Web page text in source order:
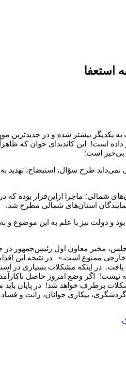
استعفا
یکدیگر بیشتر شده و در
است! این کاندیدای جوان که
بی‌خبر است؛
طرح سؤال، استیضاح، تهدید
شمالی؛ ماجرا ازاین‌قرار بوده
استان‌های شمالی مطرح شد.
و دولت نیز با علم به این موضوع
مخبر معاون اول رئیس‌جمهور در
خارجی ممنوع است.» در نتیجه
شمال تخصیص یافت. در اینکه مشکلات
نیست! اگر وضع امروز حاصل
برطرف خواهد شد! در پایان
بیکاری جوانان، رانت و